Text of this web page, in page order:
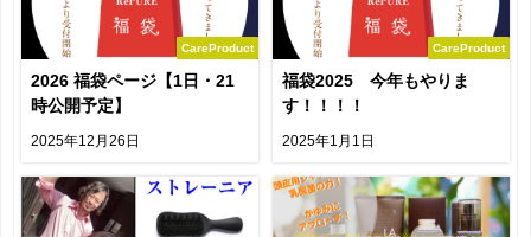
CareProduct
2026 福袋ページ【1日・21
時公開予定】
2025年12月26日
CareProduct
福袋2025 今年もやりま
す！！！！
2025年1月1日